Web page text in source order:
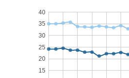
15
20
25
30
35
40